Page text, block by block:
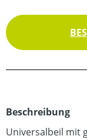
Beschreibung
Universalbeil mit